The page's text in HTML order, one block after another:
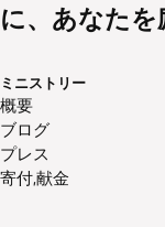
に、あなたを
ミニストリー
概要
ブログ
プレス
寄付,献金